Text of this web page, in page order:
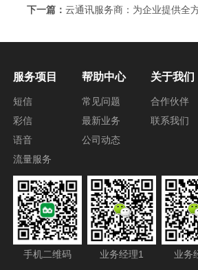
下一篇： 云通讯服务商：为企业提供全
服务项目
短信
彩信
语音
流量服务
帮助中心
常见问题
最新业务
公司动态
关于我们
合作伙伴
联系我们
手机二维码 业务经理1 业务